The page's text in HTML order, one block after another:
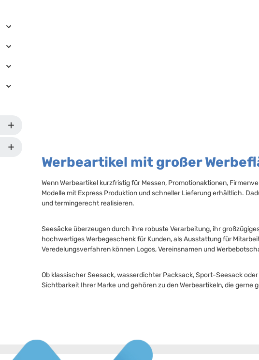
Werbeartikel mit großer
Wenn Werbeartikel kurzfristig für Messen, Promotionaktionen,
Modelle mit Express Produktion und schneller Lieferung erhältlich.
und termingerecht realisieren.
Seesäcke überzeugen durch ihre robuste Verarbeitung, ihr
hochwertiges Werbegeschenk für Kunden, als Ausstattung für
Veredelungsverfahren können Logos, Vereinsnamen und
Ob klassischer Seesack, wasserdichter Packsack, Sport-Seesack
Sichtbarkeit Ihrer Marke und gehören zu den Werbeartikeln, die gerne